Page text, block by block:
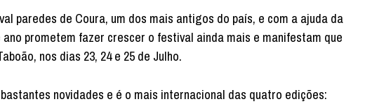
paredes de Coura, um dos mais antigos do país, e com a ajuda da
prometem fazer crescer o festival ainda mais e manifestam que
nos dias 23, 24 e 25 de Julho.
novidades e é o mais internacional das quatro edições: